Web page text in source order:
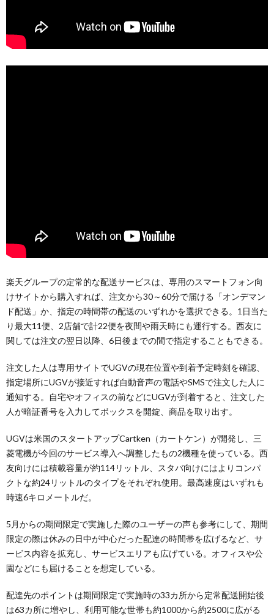
楽天グループの定常的な配送サービスは、専用のスマートフォン向
けサイトから購入すれば、注文から30～60分で届ける「オンデマン
ド配送」か、指定の時間帯の配送のいずれかを選択できる。1日当た
り最大11便、2店舗で計22便を夜間や雨天時にも運行する。西友に
関しては注文の翌日以降、6日後までの間で指定することもできる。
注文した人は専用サイトでUGVの現在位置や到着予定時刻を確認、
指定場所にUGVが接近すれば自動音声の電話やSMSで注文した人に
通知する。自宅やオフィスの前などにUGVが到着すると、注文した
人が暗証番号を入力してボックスを開錠、商品を取り出す。
UGVは米国のスタートアップCartken（カートケン）が開発し、三
菱電機が今回のサービス導入へ調整したもの2機種を使っている。西
友向けには積載容量が約114リットル、スタバ向けにはよりコンパ
クトな約24リットルのタイプをそれぞれ使用。最高速度はいずれも
時速6キロメートルだ。
5月からの期間限定で実施した際のユーザーの声も参考にして、期間
限定の際は休みの日中が中心だった配達の時間帯を広げるなど、サ
ービス内容を拡充し、サービスエリアも広げている。オフィスや公
園などにも届けることを想定している。
配達先のポイントは期間限定で実施時の33カ所から定常配送開始後
は63カ所に増やし、利用可能な世帯も約1000から約2500に広がる